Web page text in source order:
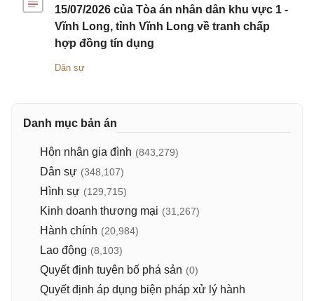
15/07/2026 của Tòa án nhân dân khu vực 1 -
Vĩnh Long, tỉnh Vĩnh Long về tranh chấp
hợp đồng tín dụng
Dân sự
Danh mục bản án
Hôn nhân gia đình (843,279)
Dân sự (348,107)
Hình sự (129,715)
Kinh doanh thương mại (31,267)
Hành chính (20,984)
Lao động (8,103)
Quyết định tuyên bố phá sản (0)
Quyết định áp dụng biện pháp xử lý hành